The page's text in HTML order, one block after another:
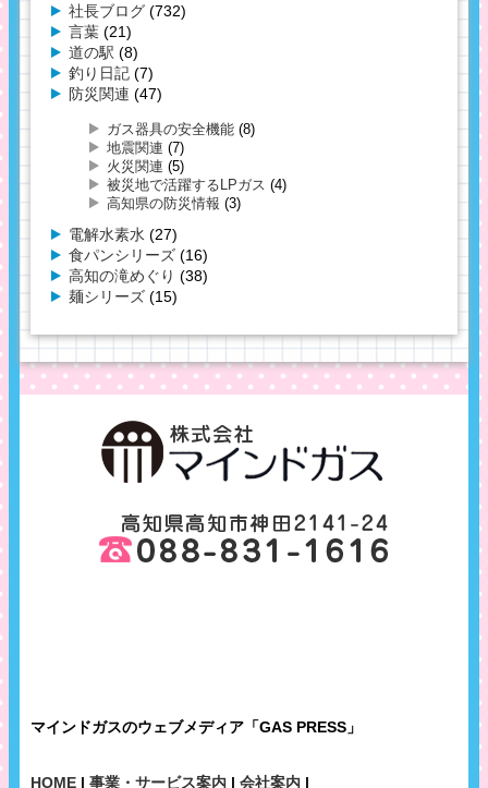
社長ブログ (732)
言葉 (21)
道の駅 (8)
釣り日記 (7)
防災関連 (47)
ガス器具の安全機能 (8)
地震関連 (7)
火災関連 (5)
被災地で活躍するLPガス (4)
高知県の防災情報 (3)
電解水素水 (27)
食パンシリーズ (16)
高知の滝めぐり (38)
麺シリーズ (15)
マインドガスのウェブメディア「GAS PRESS」
HOME | 事業・サービス案内 | 会社案内 |